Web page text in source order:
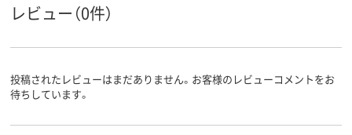
レビュー（0件）
投稿されたレビューはまだありません。お客様のレビューコメントをお
待ちしています。